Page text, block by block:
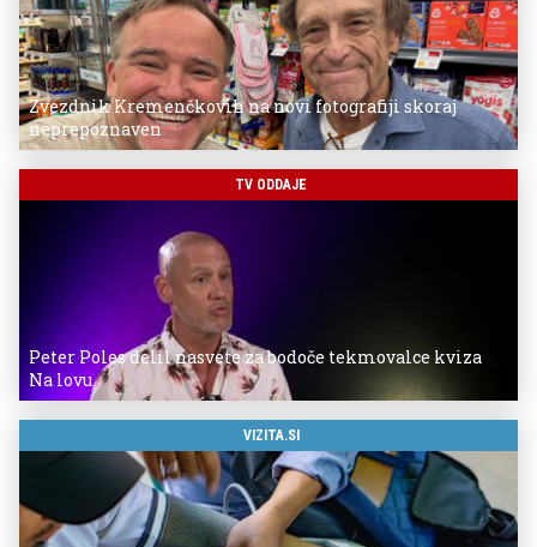
Zvezdnik Kremenčkovih na novi fotografiji skoraj
neprepoznaven
TV ODDAJE
Peter Poles delil nasvete za bodoče tekmovalce kviza
Na lovu
VIZITA.SI